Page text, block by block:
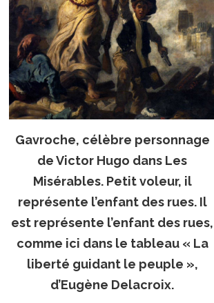
Gavroche, célèbre personnage
de Victor Hugo dans Les
Misérables. Petit voleur, il
représente l’enfant des rues. Il
est représente l’enfant des rues,
comme ici dans le tableau « La
liberté guidant le peuple »,
d’Eugène Delacroix.